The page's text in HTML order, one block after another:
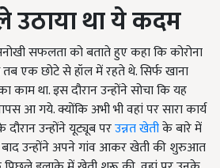
था ये कदम
सफलता को बताते हुए कहा कि कोरोना
एक छोटे से हॉल में रहते थे. सिर्फ खाना
काम था. इस दौरान उन्होंने सोचा कि यह
आ गये. क्योंकि अभी भी वहां पर सारा कार्य
उन्होंने यूट्यूब परउन्नत खेतीके बारे में
बाद उन्होंने अपने गांव आकर खेती की शुरुआत